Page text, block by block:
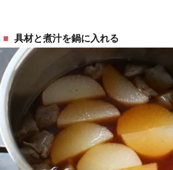
具材と煮汁を鍋に入れる